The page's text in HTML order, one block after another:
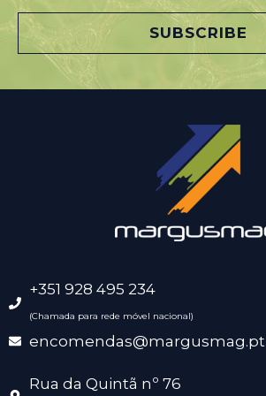
*
SUBSCRIBE
+351 928 495 234
(Chamada para rede móvel nacional)
encomendas@margusmag.pt
Rua da Quintã nº 76